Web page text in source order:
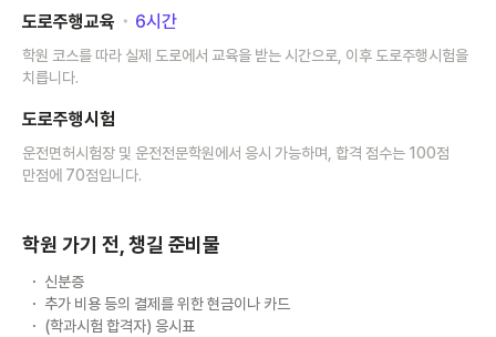
도로주행교육 ･ 6시간
학원 코스를 따라 실제 도로에서 교육을 받는 시간으로, 이후 도로주행시험을
치릅니다.
도로주행시험
운전면허시험장 및 운전전문학원에서 응시 가능하며, 합격 점수는 100점
만점에 70점입니다.
학원 가기 전, 챙길 준비물
신분증
추가 비용 등의 결제를 위한 현금이나 카드
(학과시험 합격자) 응시표